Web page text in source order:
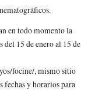
en todo momento la
del 15 de enero al 15 de
focine/, mismo sitio
fechas y horarios para